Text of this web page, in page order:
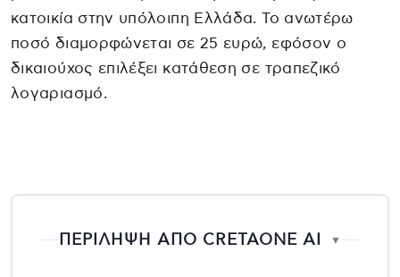
κατοικία στην υπόλοιπη Ελλάδα. Το ανωτέρω
ποσό διαμορφώνεται σε 25 ευρώ, εφόσον ο
δικαιούχος επιλέξει κατάθεση σε τραπεζικό
λογαριασμό.
ΠΕΡΙΛΗΨΗ ΑΠΟ CRETAONE AI ▼